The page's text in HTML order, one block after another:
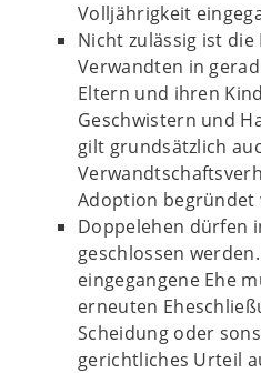
Volljährigkeit
Nicht zulässig ist die
Verwandten in
Eltern und ihren
Geschwistern und
gilt grundsätzlich
Adoption begründet
Doppelehen dürfen
geschlossen
eingegangene Ehe
erneuten
Scheidung oder
gerichtliches Urteil